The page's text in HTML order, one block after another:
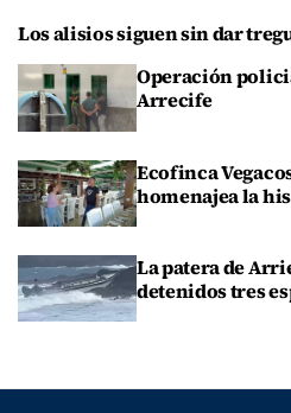
Los alisios siguen sin dar
Operación
Arrecife
Ecofinca
homenajea la
La patera de
detenidos tres